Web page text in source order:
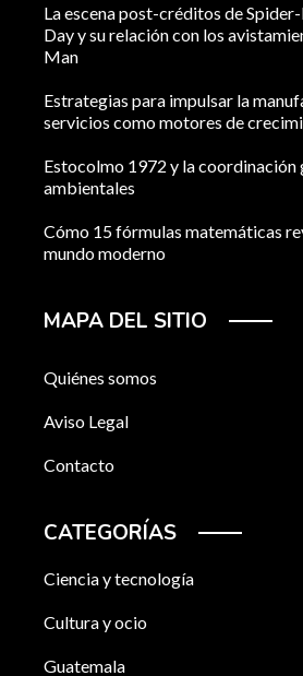
La escena post-créditos de
Day y su relación con los
Man
Estrategias para impulsar la
servicios como motores de
Estocolmo 1972 y la coordinación
ambientales
Cómo 15 fórmulas matemáticas
mundo moderno
MAPA DEL SITIO
Quiénes somos
Aviso Legal
Contacto
CATEGORÍAS
Ciencia y tecnología
Cultura y ocio
Guatemala